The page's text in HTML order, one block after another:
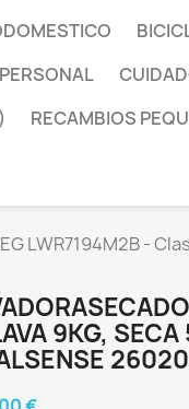
RECAMBIOS
LWR7194M2B -
9KG,